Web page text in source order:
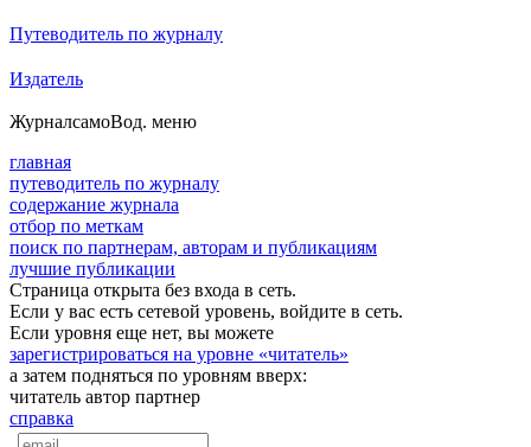
Путеводитель по журналу
Издатель
ЖурналсамоВод. меню
главная
путеводитель по журналу
содержание журнала
отбор по меткам
поиск по партнерам, авторам и публикациям
лучшие публикации
Страница открыта без входа в сеть.
Если у вас есть сетевой уровень, войдите в сеть.
Если уровня еще нет, вы можете
зарегистрироваться на уровне «читатель»
а затем подняться по уровням вверх:
читатель автор партнер
справка